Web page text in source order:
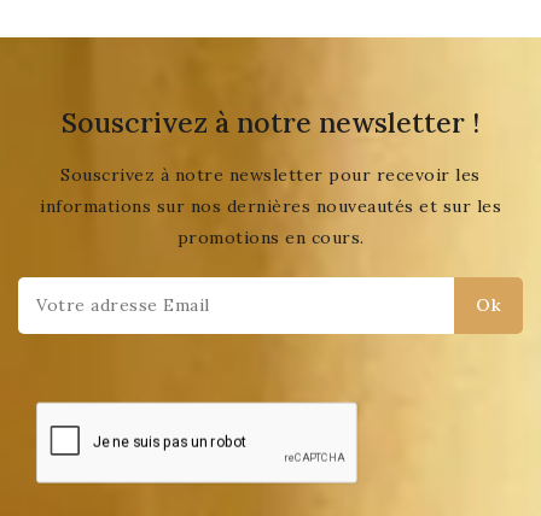
Souscrivez à notre newsletter !
Souscrivez à notre newsletter pour recevoir les
informations sur nos dernières nouveautés et sur les
promotions en cours.